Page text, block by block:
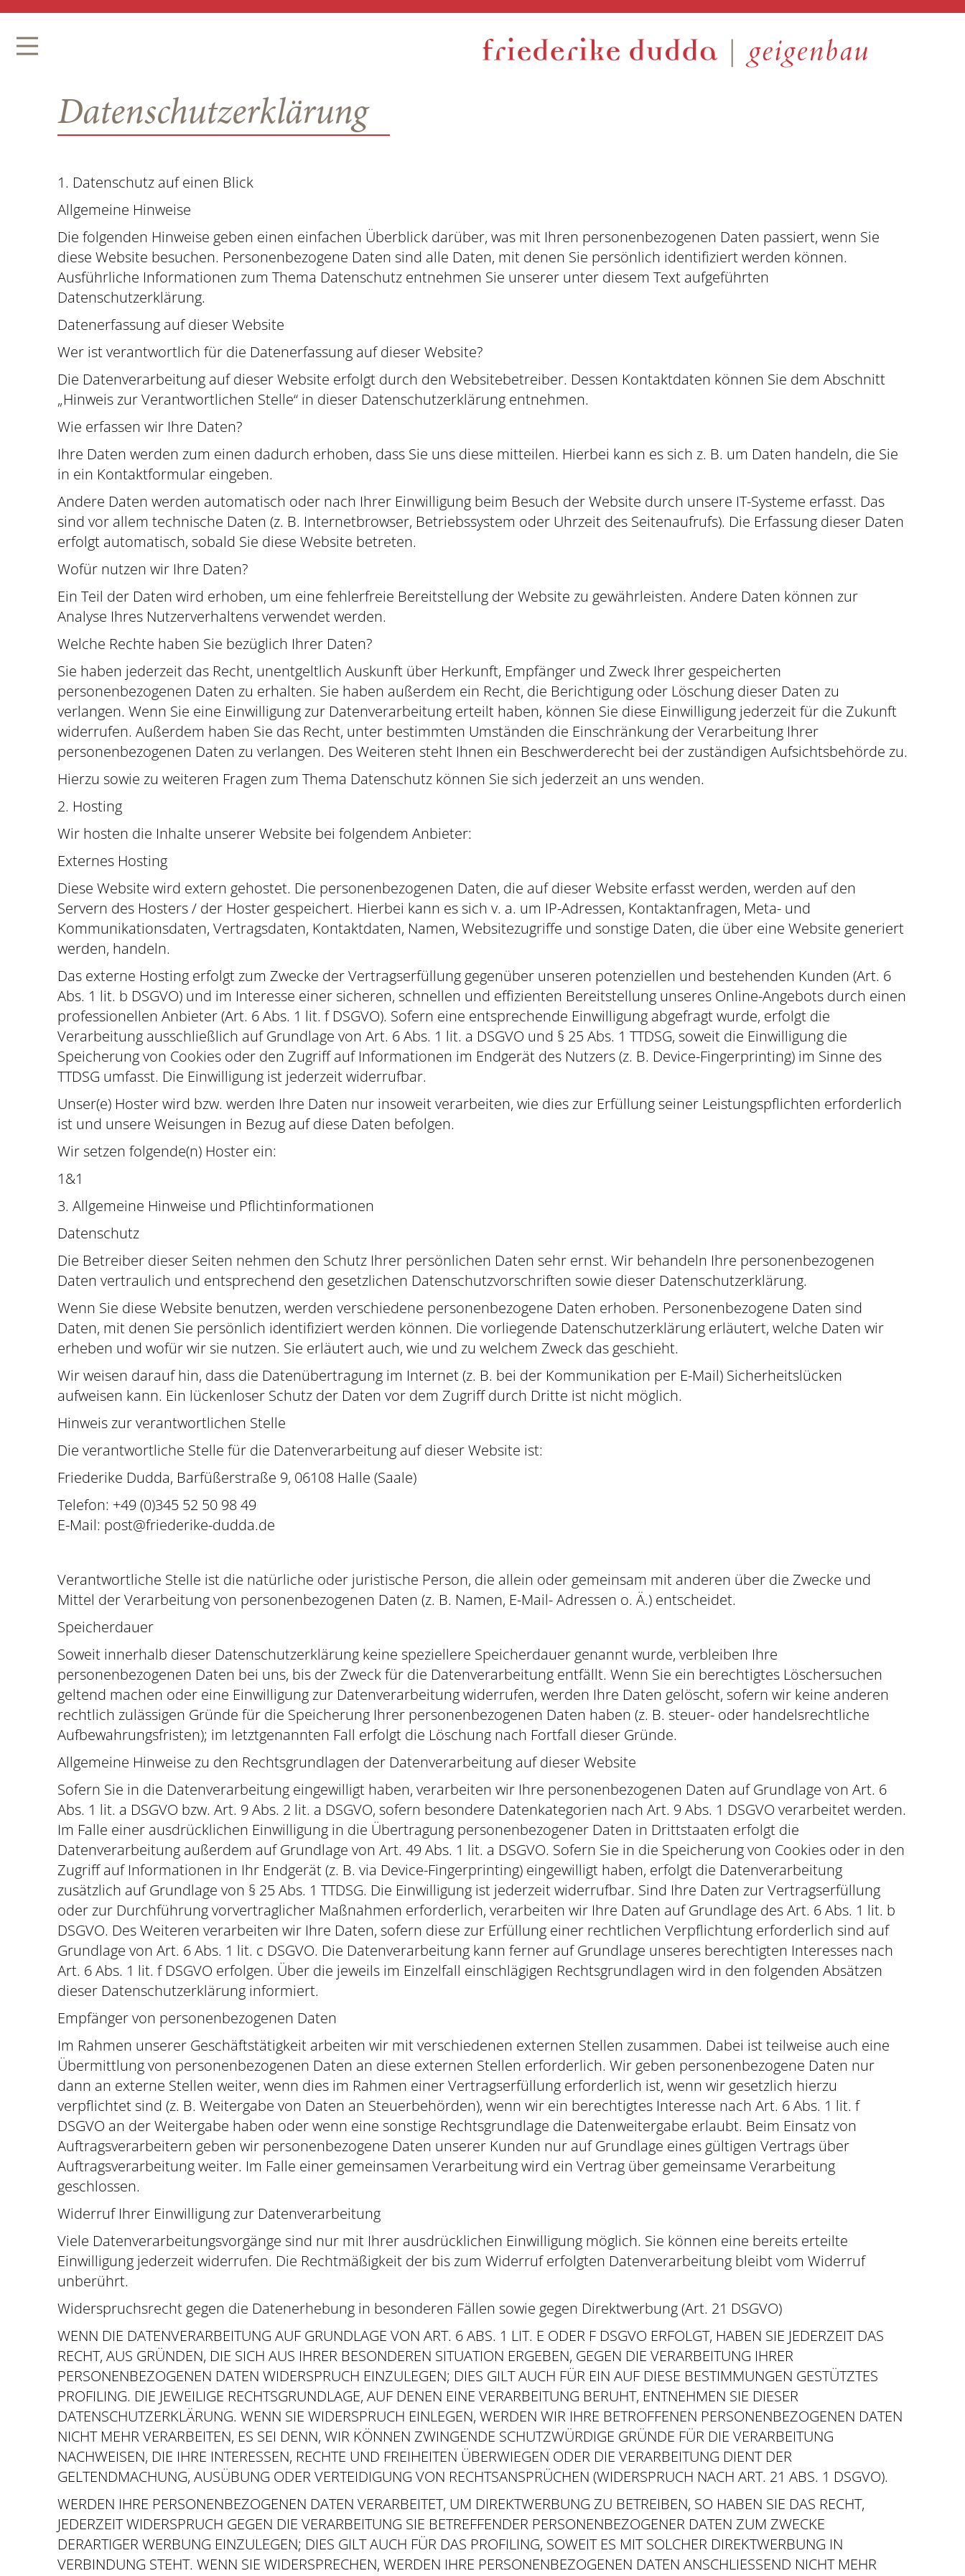
Datenschutz­erklärung
1. Datenschutz auf einen Blick
Allgemeine Hinweise
Die folgenden Hinweise geben einen einfachen Überblick darüber, was mit Ihren personenbezogenen Daten passiert, wenn Sie
diese Website besuchen. Personenbezogene Daten sind alle Daten, mit denen Sie persönlich identifiziert werden können.
Ausführliche Informationen zum Thema Datenschutz entnehmen Sie unserer unter diesem Text aufgeführten
Datenschutzerklärung.
Datenerfassung auf dieser Website
Wer ist verantwortlich für die Datenerfassung auf dieser Website?
Die Datenverarbeitung auf dieser Website erfolgt durch den Websitebetreiber. Dessen Kontaktdaten können Sie dem Abschnitt
„Hinweis zur Verantwortlichen Stelle“ in dieser Datenschutzerklärung entnehmen.
Wie erfassen wir Ihre Daten?
Ihre Daten werden zum einen dadurch erhoben, dass Sie uns diese mitteilen. Hierbei kann es sich z. B. um Daten handeln, die Sie
in ein Kontaktformular eingeben.
Andere Daten werden automatisch oder nach Ihrer Einwilligung beim Besuch der Website durch unsere IT-Systeme erfasst. Das
sind vor allem technische Daten (z. B. Internetbrowser, Betriebssystem oder Uhrzeit des Seitenaufrufs). Die Erfassung dieser Daten
erfolgt automatisch, sobald Sie diese Website betreten.
Wofür nutzen wir Ihre Daten?
Ein Teil der Daten wird erhoben, um eine fehlerfreie Bereitstellung der Website zu gewährleisten. Andere Daten können zur
Analyse Ihres Nutzerverhaltens verwendet werden.
Welche Rechte haben Sie bezüglich Ihrer Daten?
Sie haben jederzeit das Recht, unentgeltlich Auskunft über Herkunft, Empfänger und Zweck Ihrer gespeicherten
personenbezogenen Daten zu erhalten. Sie haben außerdem ein Recht, die Berichtigung oder Löschung dieser Daten zu
verlangen. Wenn Sie eine Einwilligung zur Datenverarbeitung erteilt haben, können Sie diese Einwilligung jederzeit für die Zukunft
widerrufen. Außerdem haben Sie das Recht, unter bestimmten Umständen die Einschränkung der Verarbeitung Ihrer
personenbezogenen Daten zu verlangen. Des Weiteren steht Ihnen ein Beschwerderecht bei der zuständigen Aufsichtsbehörde zu.
Hierzu sowie zu weiteren Fragen zum Thema Datenschutz können Sie sich jederzeit an uns wenden.
2. Hosting
Wir hosten die Inhalte unserer Website bei folgendem Anbieter:
Externes Hosting
Diese Website wird extern gehostet. Die personenbezogenen Daten, die auf dieser Website erfasst werden, werden auf den
Servern des Hosters / der Hoster gespeichert. Hierbei kann es sich v. a. um IP-Adressen, Kontaktanfragen, Meta- und
Kommunikationsdaten, Vertragsdaten, Kontaktdaten, Namen, Websitezugriffe und sonstige Daten, die über eine Website generiert
werden, handeln.
Das externe Hosting erfolgt zum Zwecke der Vertragserfüllung gegenüber unseren potenziellen und bestehenden Kunden (Art. 6
Abs. 1 lit. b DSGVO) und im Interesse einer sicheren, schnellen und effizienten Bereitstellung unseres Online-Angebots durch einen
professionellen Anbieter (Art. 6 Abs. 1 lit. f DSGVO). Sofern eine entsprechende Einwilligung abgefragt wurde, erfolgt die
Verarbeitung ausschließlich auf Grundlage von Art. 6 Abs. 1 lit. a DSGVO und § 25 Abs. 1 TTDSG, soweit die Einwilligung die
Speicherung von Cookies oder den Zugriff auf Informationen im Endgerät des Nutzers (z. B. Device-Fingerprinting) im Sinne des
TTDSG umfasst. Die Einwilligung ist jederzeit widerrufbar.
Unser(e) Hoster wird bzw. werden Ihre Daten nur insoweit verarbeiten, wie dies zur Erfüllung seiner Leistungspflichten erforderlich
ist und unsere Weisungen in Bezug auf diese Daten befolgen.
Wir setzen folgende(n) Hoster ein:
1&1
3. Allgemeine Hinweise und Pflicht­informationen
Datenschutz
Die Betreiber dieser Seiten nehmen den Schutz Ihrer persönlichen Daten sehr ernst. Wir behandeln Ihre personenbezogenen
Daten vertraulich und entsprechend den gesetzlichen Datenschutzvorschriften sowie dieser Datenschutzerklärung.
Wenn Sie diese Website benutzen, werden verschiedene personenbezogene Daten erhoben. Personenbezogene Daten sind
Daten, mit denen Sie persönlich identifiziert werden können. Die vorliegende Datenschutzerklärung erläutert, welche Daten wir
erheben und wofür wir sie nutzen. Sie erläutert auch, wie und zu welchem Zweck das geschieht.
Wir weisen darauf hin, dass die Datenübertragung im Internet (z. B. bei der Kommunikation per E-Mail) Sicherheitslücken
aufweisen kann. Ein lückenloser Schutz der Daten vor dem Zugriff durch Dritte ist nicht möglich.
Hinweis zur verantwortlichen Stelle
Die verantwortliche Stelle für die Datenverarbeitung auf dieser Website ist:
Friederike Dudda, Barfüßerstraße 9, 06108 Halle (Saale)
Telefon: +49 (0)345 52 50 98 49
E-Mail: post@friederike-dudda.de
Verantwortliche Stelle ist die natürliche oder juristische Person, die allein oder gemeinsam mit anderen über die Zwecke und
Mittel der Verarbeitung von personenbezogenen Daten (z. B. Namen, E-Mail- Adressen o. Ä.) entscheidet.
Speicherdauer
Soweit innerhalb dieser Datenschutzerklärung keine speziellere Speicherdauer genannt wurde, verbleiben Ihre
personenbezogenen Daten bei uns, bis der Zweck für die Datenverarbeitung entfällt. Wenn Sie ein berechtigtes Löschersuchen
geltend machen oder eine Einwilligung zur Datenverarbeitung widerrufen, werden Ihre Daten gelöscht, sofern wir keine anderen
rechtlich zulässigen Gründe für die Speicherung Ihrer personenbezogenen Daten haben (z. B. steuer- oder handelsrechtliche
Aufbewahrungsfristen); im letztgenannten Fall erfolgt die Löschung nach Fortfall dieser Gründe.
Allgemeine Hinweise zu den Rechtsgrundlagen der Datenverarbeitung auf dieser Website
Sofern Sie in die Datenverarbeitung eingewilligt haben, verarbeiten wir Ihre personenbezogenen Daten auf Grundlage von Art. 6
Abs. 1 lit. a DSGVO bzw. Art. 9 Abs. 2 lit. a DSGVO, sofern besondere Datenkategorien nach Art. 9 Abs. 1 DSGVO verarbeitet werden.
Im Falle einer ausdrücklichen Einwilligung in die Übertragung personenbezogener Daten in Drittstaaten erfolgt die
Datenverarbeitung außerdem auf Grundlage von Art. 49 Abs. 1 lit. a DSGVO. Sofern Sie in die Speicherung von Cookies oder in den
Zugriff auf Informationen in Ihr Endgerät (z. B. via Device-Fingerprinting) eingewilligt haben, erfolgt die Datenverarbeitung
zusätzlich auf Grundlage von § 25 Abs. 1 TTDSG. Die Einwilligung ist jederzeit widerrufbar. Sind Ihre Daten zur Vertragserfüllung
oder zur Durchführung vorvertraglicher Maßnahmen erforderlich, verarbeiten wir Ihre Daten auf Grundlage des Art. 6 Abs. 1 lit. b
DSGVO. Des Weiteren verarbeiten wir Ihre Daten, sofern diese zur Erfüllung einer rechtlichen Verpflichtung erforderlich sind auf
Grundlage von Art. 6 Abs. 1 lit. c DSGVO. Die Datenverarbeitung kann ferner auf Grundlage unseres berechtigten Interesses nach
Art. 6 Abs. 1 lit. f DSGVO erfolgen. Über die jeweils im Einzelfall einschlägigen Rechtsgrundlagen wird in den folgenden Absätzen
dieser Datenschutzerklärung informiert.
Empfänger von personenbezogenen Daten
Im Rahmen unserer Geschäftstätigkeit arbeiten wir mit verschiedenen externen Stellen zusammen. Dabei ist teilweise auch eine
Übermittlung von personenbezogenen Daten an diese externen Stellen erforderlich. Wir geben personenbezogene Daten nur
dann an externe Stellen weiter, wenn dies im Rahmen einer Vertragserfüllung erforderlich ist, wenn wir gesetzlich hierzu
verpflichtet sind (z. B. Weitergabe von Daten an Steuerbehörden), wenn wir ein berechtigtes Interesse nach Art. 6 Abs. 1 lit. f
DSGVO an der Weitergabe haben oder wenn eine sonstige Rechtsgrundlage die Datenweitergabe erlaubt. Beim Einsatz von
Auftragsverarbeitern geben wir personenbezogene Daten unserer Kunden nur auf Grundlage eines gültigen Vertrags über
Auftragsverarbeitung weiter. Im Falle einer gemeinsamen Verarbeitung wird ein Vertrag über gemeinsame Verarbeitung
geschlossen.
Widerruf Ihrer Einwilligung zur Datenverarbeitung
Viele Datenverarbeitungsvorgänge sind nur mit Ihrer ausdrücklichen Einwilligung möglich. Sie können eine bereits erteilte
Einwilligung jederzeit widerrufen. Die Rechtmäßigkeit der bis zum Widerruf erfolgten Datenverarbeitung bleibt vom Widerruf
unberührt.
Widerspruchsrecht gegen die Datenerhebung in besonderen Fällen sowie gegen Direktwerbung (Art. 21 DSGVO)
WENN DIE DATENVERARBEITUNG AUF GRUNDLAGE VON ART. 6 ABS. 1 LIT. E ODER F DSGVO ERFOLGT, HABEN SIE JEDERZEIT DAS
RECHT, AUS GRÜNDEN, DIE SICH AUS IHRER BESONDEREN SITUATION ERGEBEN, GEGEN DIE VERARBEITUNG IHRER
PERSONENBEZOGENEN DATEN WIDERSPRUCH EINZULEGEN; DIES GILT AUCH FÜR EIN AUF DIESE BESTIMMUNGEN GESTÜTZTES
PROFILING. DIE JEWEILIGE RECHTSGRUNDLAGE, AUF DENEN EINE VERARBEITUNG BERUHT, ENTNEHMEN SIE DIESER
DATENSCHUTZERKLÄRUNG. WENN SIE WIDERSPRUCH EINLEGEN, WERDEN WIR IHRE BETROFFENEN PERSONENBEZOGENEN DATEN
NICHT MEHR VERARBEITEN, ES SEI DENN, WIR KÖNNEN ZWINGENDE SCHUTZWÜRDIGE GRÜNDE FÜR DIE VERARBEITUNG
NACHWEISEN, DIE IHRE INTERESSEN, RECHTE UND FREIHEITEN ÜBERWIEGEN ODER DIE VERARBEITUNG DIENT DER
GELTENDMACHUNG, AUSÜBUNG ODER VERTEIDIGUNG VON RECHTSANSPRÜCHEN (WIDERSPRUCH NACH ART. 21 ABS. 1 DSGVO).
WERDEN IHRE PERSONENBEZOGENEN DATEN VERARBEITET, UM DIREKTWERBUNG ZU BETREIBEN, SO HABEN SIE DAS RECHT,
JEDERZEIT WIDERSPRUCH GEGEN DIE VERARBEITUNG SIE BETREFFENDER PERSONENBEZOGENER DATEN ZUM ZWECKE
DERARTIGER WERBUNG EINZULEGEN; DIES GILT AUCH FÜR DAS PROFILING, SOWEIT ES MIT SOLCHER DIREKTWERBUNG IN
VERBINDUNG STEHT. WENN SIE WIDERSPRECHEN, WERDEN IHRE PERSONENBEZOGENEN DATEN ANSCHLIESSEND NICHT MEHR